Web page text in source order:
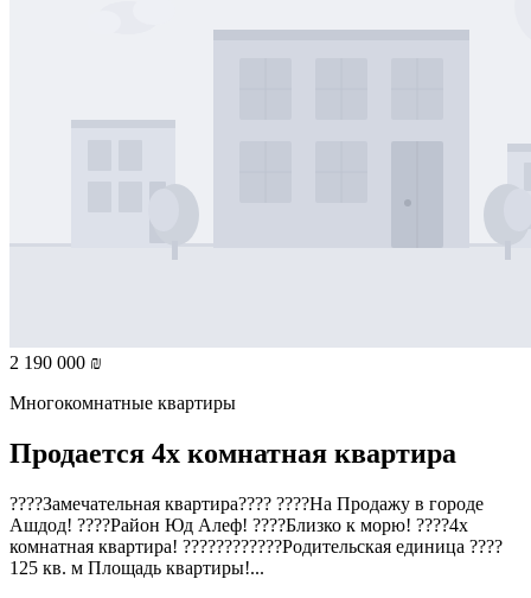
2 190 000 ₪
Многокомнатные квартиры
Продается 4х комнатная квартира
????Замечательная квартира???? ????На Продажу в городе
Ашдод! ????Район Юд Алеф! ????Близко к морю! ????4х
комнатная квартира! ????‍????‍????Родительская единица ????
125 кв. м Площадь квартиры!...